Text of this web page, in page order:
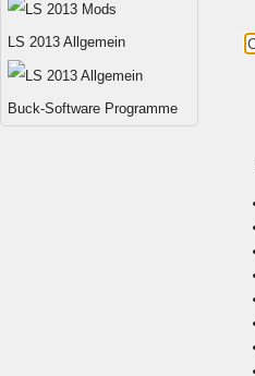
LS 2013 Allgemein
Buck-Software Programme